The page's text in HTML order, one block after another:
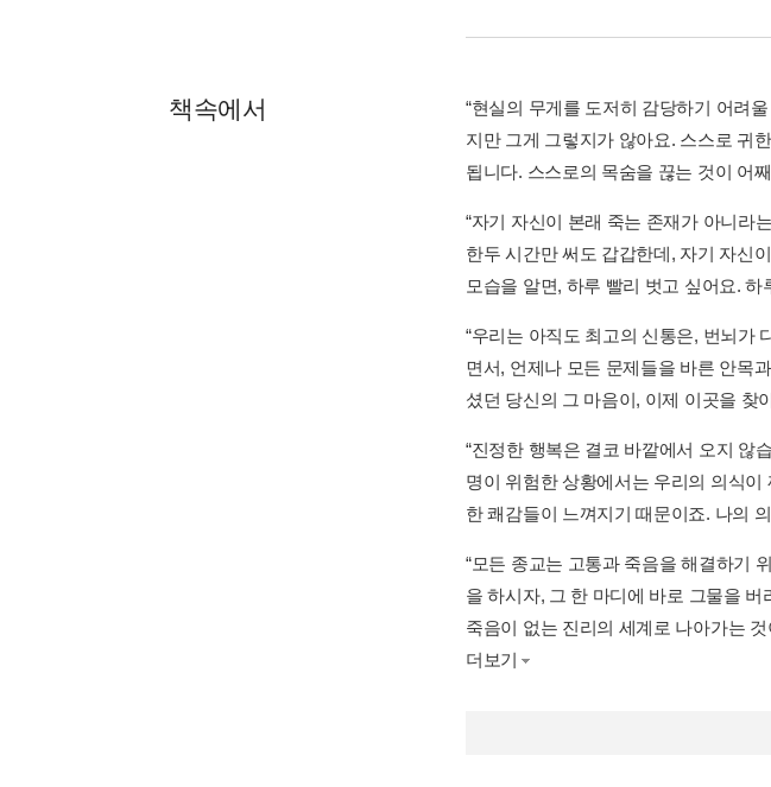
책속에서
“현실의 무게를 도저히 감당하기 어려
지만 그게 그렇지가 않아요. 스스로 귀
됩니다. 스스로의 목숨을 끊는 것이 어
“자기 자신이 본래 죽는 존재가 아니라
한두 시간만 써도 갑갑한데, 자기 자신
모습을 알면, 하루 빨리 벗고 싶어요.
“우리는 아직도 최고의 신통은, 번뇌가
면서, 언제나 모든 문제들을 바른 안목
셨던 당신의 그 마음이, 이제 이곳을 찾
“진정한 행복은 결코 바깥에서 오지 않
명이 위험한 상황에서는 우리의 의식
한 쾌감들이 느껴지기 때문이죠. 나의
“모든 종교는 고통과 죽음을 해결하기
을 하시자, 그 한 마디에 바로 그물을
죽음이 없는 진리의 세계로 나아가는
더보기